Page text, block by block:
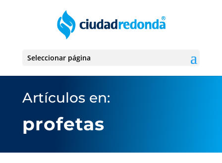
Seleccionar página
Artículos en:
profetas